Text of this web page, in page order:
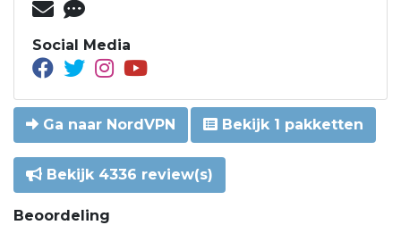
Social Media
Ga naar NordVPN Bekijk 1 pakketten
Bekijk 4336 review(s)
Beoordeling